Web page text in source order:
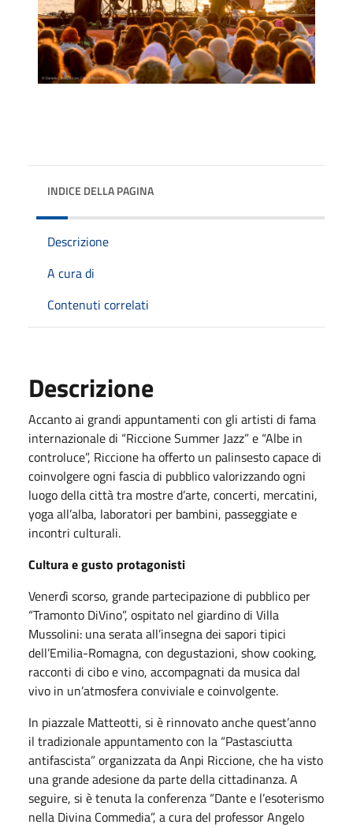
INDICE DELLA PAGINA
Descrizione
A cura di
Contenuti correlati
Descrizione
Accanto ai grandi appuntamenti con gli artisti di fama
internazionale di “Riccione Summer Jazz” e “Albe in
controluce”, Riccione ha offerto un palinsesto capace di
coinvolgere ogni fascia di pubblico valorizzando ogni
luogo della città tra mostre d’arte, concerti, mercatini,
yoga all’alba, laboratori per bambini, passeggiate e
incontri culturali.
Cultura e gusto protagonisti
Venerdì scorso, grande partecipazione di pubblico per
“Tramonto DiVino”, ospitato nel giardino di Villa
Mussolini: una serata all’insegna dei sapori tipici
dell’Emilia-Romagna, con degustazioni, show cooking,
racconti di cibo e vino, accompagnati da musica dal
vivo in un’atmosfera conviviale e coinvolgente.
In piazzale Matteotti, si è rinnovato anche quest’anno
il tradizionale appuntamento con la “Pastasciutta
antifascista” organizzata da Anpi Riccione, che ha visto
una grande adesione da parte della cittadinanza. A
seguire, si è tenuta la conferenza “Dante e l’esoterismo
nella Divina Commedia”, a cura del professor Angelo